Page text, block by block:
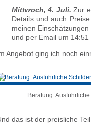
Mittwoch, 4. Juli. Zur
Details und auch
meinen
und per Email um 14:51
Angebot ging ich noch
Beratung:
das ist der preisliche Teil.